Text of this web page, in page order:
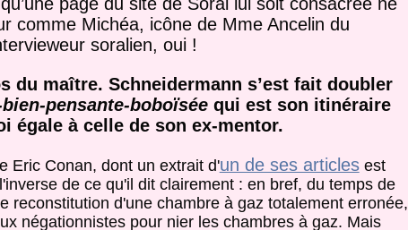
comme Michéa, icône de Mme Ancelin du
soralien, oui !
du maître. Schneidermann s’est fait doubler
pensante-boboïséequi est son itinéraire
égale à celle de son ex-mentor.
Eric Conan, dont un extrait d'un de ses articlesest
de ce qu'il dit clairement : en bref, du temps de
reconstitution d'une chambre à gaz totalement erronée,
négationnistes pour nier les chambres à gaz. Mais